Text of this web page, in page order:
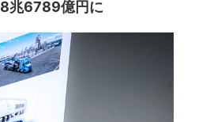
兆6789億円に